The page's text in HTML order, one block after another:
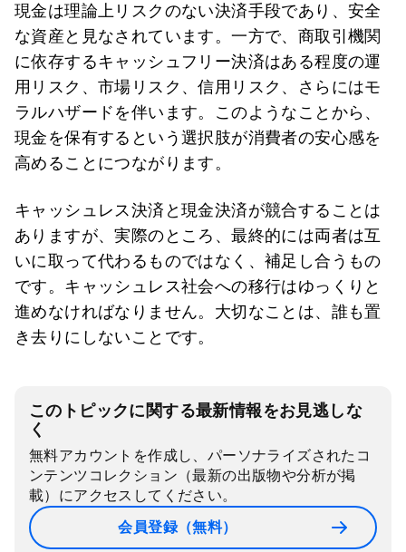
現金は理論上リスクのない決済手段であり、安全
な資産と見なされています。一方で、商取引機関
に依存するキャッシュフリー決済はある程度の運
用リスク、市場リスク、信用リスク、さらにはモ
ラルハザードを伴います。このようなことから、
現金を保有するという選択肢が消費者の安心感を
高めることにつながります。
キャッシュレス決済と現金決済が競合することは
ありますが、実際のところ、最終的には両者は互
いに取って代わるものではなく、補足し合うもの
です。キャッシュレス社会への移行はゆっくりと
進めなければなりません。大切なことは、誰も置
き去りにしないことです。
このトピックに関する最新情報をお見逃しな
く
無料アカウントを作成し、パーソナライズされたコ
ンテンツコレクション（最新の出版物や分析が掲
載）にアクセスしてください。
会員登録（無料）